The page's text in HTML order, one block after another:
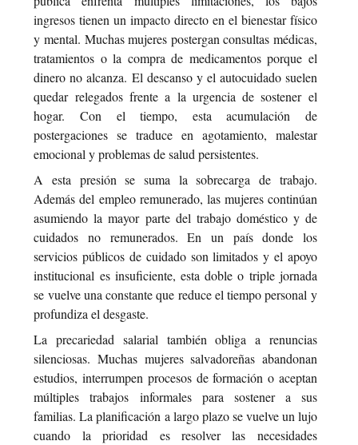
ingresos tienen un impacto directo en el bienestar físico
y mental. Muchas mujeres postergan consultas médicas,
tratamientos o la compra de medicamentos porque el
dinero no alcanza. El descanso y el autocuidado suelen
quedar relegados frente a la urgencia de sostener el
hogar. Con el tiempo, esta acumulación de
postergaciones se traduce en agotamiento, malestar
emocional y problemas de salud persistentes.
A esta presión se suma la sobrecarga de trabajo.
Además del empleo remunerado, las mujeres continúan
asumiendo la mayor parte del trabajo doméstico y de
cuidados no remunerados. En un país donde los
servicios públicos de cuidado son limitados y el apoyo
institucional es insuficiente, esta doble o triple jornada
se vuelve una constante que reduce el tiempo personal y
profundiza el desgaste.
La precariedad salarial también obliga a renuncias
silenciosas. Muchas mujeres salvadoreñas abandonan
estudios, interrumpen procesos de formación o aceptan
múltiples trabajos informales para sostener a sus
familias. La planificación a largo plazo se vuelve un lujo
cuando la prioridad es resolver las necesidades